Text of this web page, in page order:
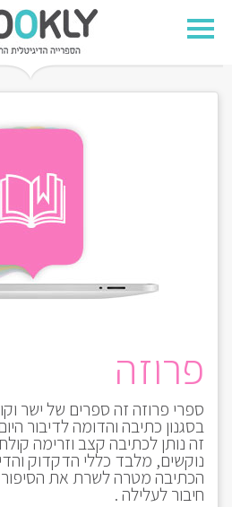
פרוזה
ספרי פרוזה זה ספרים של ישר
בסגנון כתיבה והדומה לדיבור
זה נותן לכתיבה קצב וזרימה
נוקשים, מלבד כללי הדקדוק
הכתיבה מטרה לשרת את הסיפור
חיבור לעלילה .